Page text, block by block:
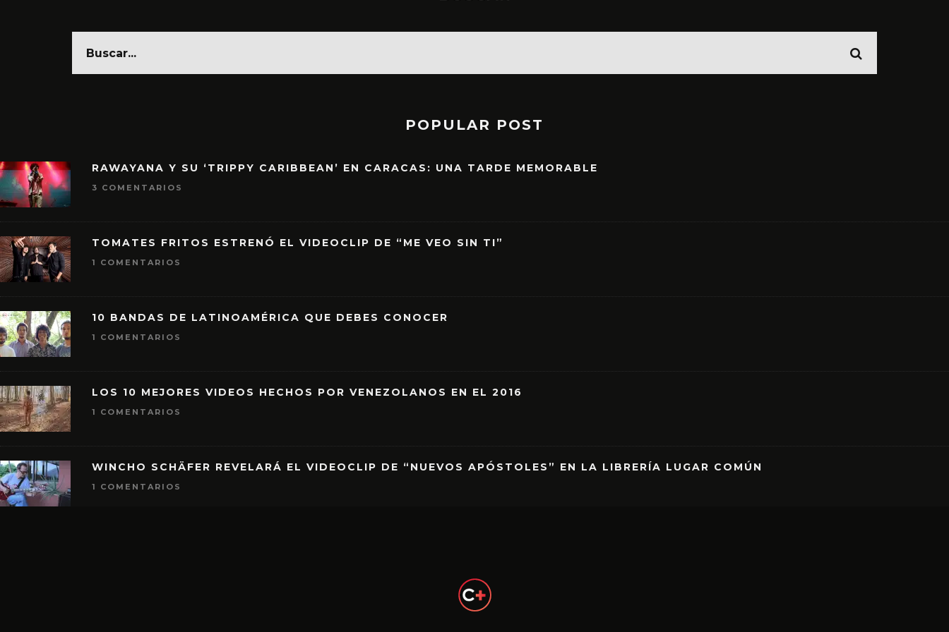
POPULAR POST
RAWAYANA Y SU ‘TRIPPY CARIBBEAN’ EN CARACAS: UNA TARDE MEMORABLE
3 COMENTARIOS
TOMATES FRITOS ESTRENÓ EL VIDEOCLIP DE “ME VEO SIN TI”
1 COMENTARIOS
10 BANDAS DE LATINOAMÉRICA QUE DEBES CONOCER
1 COMENTARIOS
LOS 10 MEJORES VIDEOS HECHOS POR VENEZOLANOS EN EL 2016
1 COMENTARIOS
WINCHO SCHÄFER REVELARÁ EL VIDEOCLIP DE “NUEVOS APÓSTOLES” EN LA LIBRERÍA LUGAR COMÚN
1 COMENTARIOS